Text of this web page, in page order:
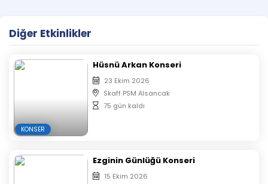
Diğer Etkinlikler
KONSER
Hüsnü Arkan Konseri
23 Ekim 2026
Skaff PSM Alsancak
75 gün kaldı
Ezginin Günlüğü Konseri
15 Ekim 2026